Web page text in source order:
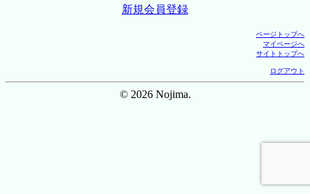
新規会員登録
ページトップへ
マイページへ
サイトトップへ
ログアウト
© 2026 Nojima.